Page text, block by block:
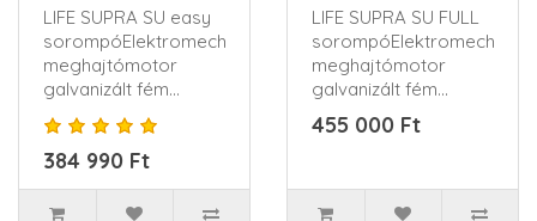
LIFE SUPRA SU easy
sorompóElektromechanikus
meghajtómotor
galvanizált fém
házban, műanyag ,
ütésálló..
384 990 Ft
LIFE SUPRA SU FULL
meghajtómotor
galvanizált fém
házban, műanyag ,
ütésálló..
455 000 Ft